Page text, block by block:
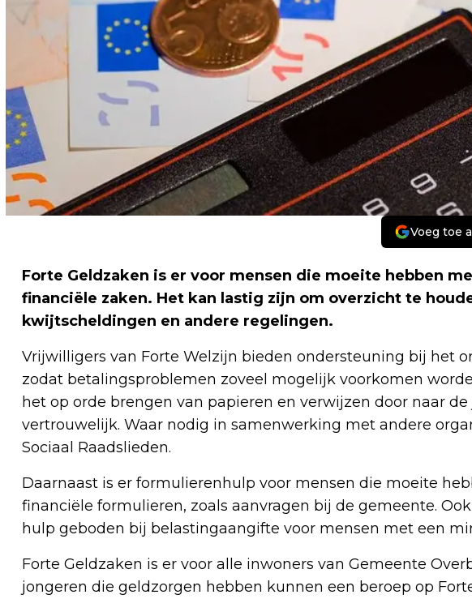
Voeg toe
Forte Geldzaken is er voor mensen die moeite hebben
financiële zaken. Het kan lastig zijn om overzicht te
kwijtscheldingen en andere regelingen.
Vrijwilligers van Forte Welzijn bieden ondersteuning bij het
zodat betalingsproblemen zoveel mogelijk voorkomen
het op orde brengen van papieren en verwijzen door naar
vertrouwelijk. Waar nodig in samenwerking met andere
Sociaal Raadslieden.
Daarnaast is er formulierenhulp voor mensen die moeite
financiële formulieren, zoals aanvragen bij de gemeente.
hulp geboden bij belastingaangifte voor mensen met een
Forte Geldzaken is er voor alle inwoners van Gemeente
jongeren die geldzorgen hebben kunnen een beroep op